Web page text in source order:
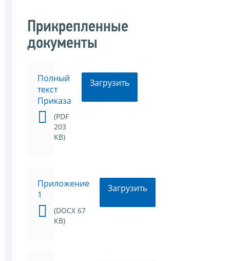
Прикрепленные
документы
Полный
текст
Приказа
(PDF
203
KB)
Загрузить
Приложение
1
(DOCX 67
KB)
Загрузить